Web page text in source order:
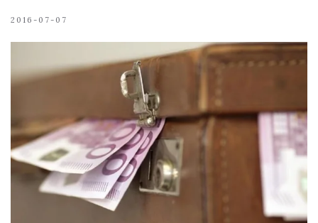
2016-07-07